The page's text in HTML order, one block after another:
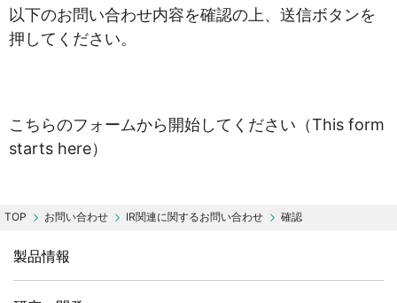
以下のお問い合わせ内容を確認の上、送信ボタンを
押してください。
こちらのフォームから開始してください（This form
starts here）
お問い合わせ IR関連に関するお問い合わせ 確認
製品情報